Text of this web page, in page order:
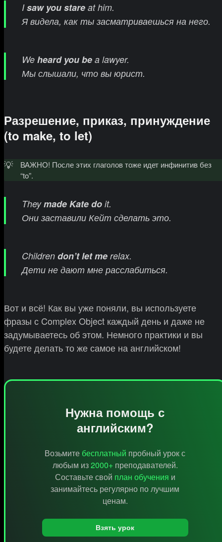
Isaw you stare at him.
Я видела, как ты засматриваешься на него.
We heard you be a lawyer.
Мы слышали, что вы юрист.
Разрешение, приказ, принуждение
(to make, to let)
💡
ВАЖНО! После этих глаголов тоже идет инфинитив без
“to”.
Theymade Katedo it.
Они заставили Кейт сделать это.
Children don’t let me relax.
Дети не дают мне расслабиться.
Вот и всё! Как вы уже поняли, вы используете
фразы с Complex Object каждый день и даже не
задумываетесь об этом. Немного практики и вы
будете делать то же самое на английском!
Нужна помощь с
английским?
Возьмите бесплатный пробный урок с
любым из2000+преподавателей.
Составьте свой план обучения и
занимайтесь регулярно по лучшим
ценам.
Взять урок